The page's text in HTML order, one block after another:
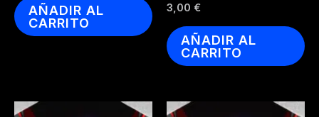
AÑADIR AL
CARRITO
3,00 €
AÑADIR AL
CARRITO